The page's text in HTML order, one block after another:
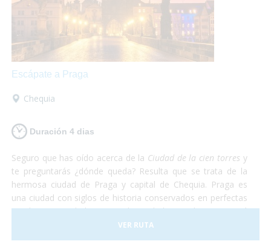
Escápate a Praga
Chequia
Duración 4 dias
Seguro que has oído acerca de la Ciudad de la cien torres y
te preguntarás ¿dónde queda? Resulta que se trata de la
hermosa ciudad de Praga y capital de Chequia. Praga es
una ciudad con siglos de historia conservados en perfectas
condiciones. Debido a esto, la Ciudad Vieja de Praga está
considerada Patrimonio de la Humanidad por la UNESCO.
De Praga solamente te irás maravillado. Te aseguramos
VER RUTA